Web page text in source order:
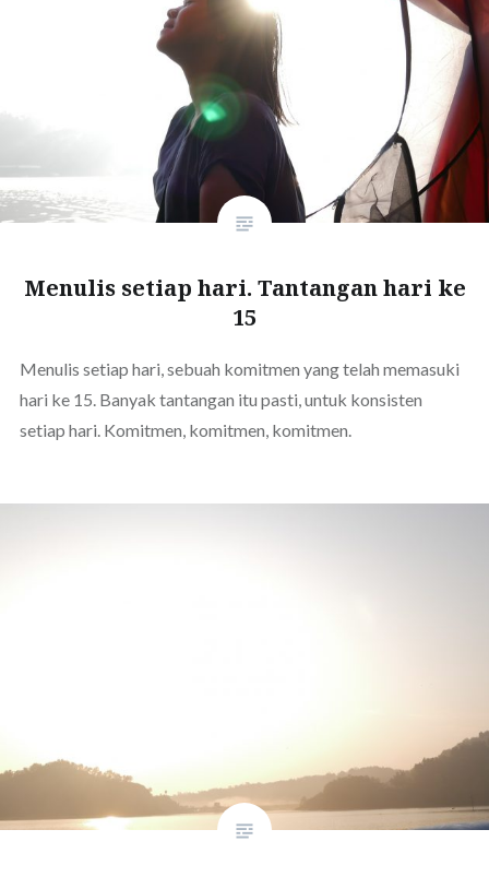
Menulis setiap hari. Tantangan hari ke
15
Menulis setiap hari, sebuah komitmen yang telah memasuki
hari ke 15. Banyak tantangan itu pasti, untuk konsisten
setiap hari. Komitmen, komitmen, komitmen.